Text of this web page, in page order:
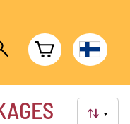
▼